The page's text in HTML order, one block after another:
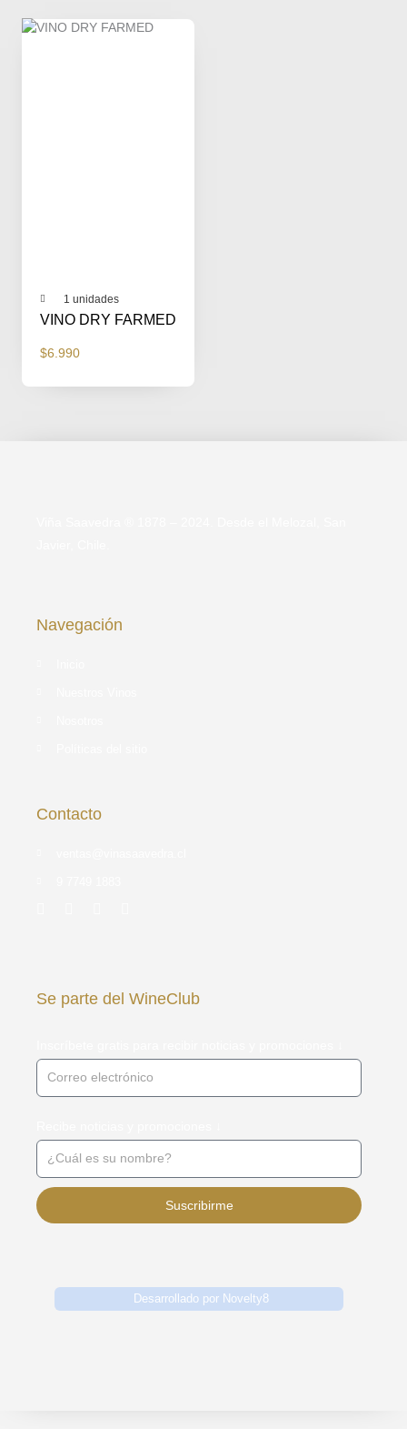
1 unidades
VINO DRY FARMED
$6.990
Navegación
Contacto
Se parte del WineClub
Suscribirme
Desarrollado por Novelty8